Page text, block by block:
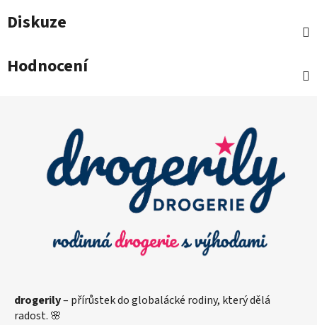
Diskuze
Hodnocení
drogerily– přírůstek do globalácké rodiny, který dělá
radost. 🌸